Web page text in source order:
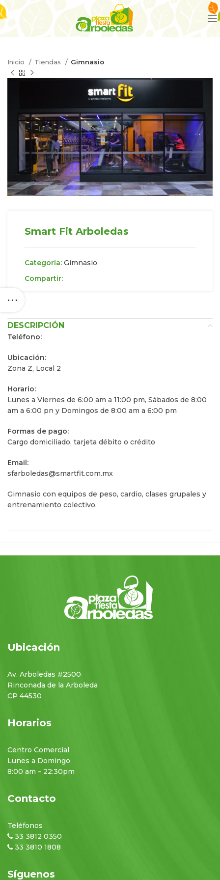
Inicio Tiendas Gimnasio
Smart Fit Arboledas
Categoría: Gimnasio
Compartir:
DESCRIPCIÓN
Teléfono:
Ubicación:
Zona Z, Local 2
Horario:
Lunes a Viernes de 6:00 am a 11:00 pm, Sábados de 8:00
am a 6:00 pn y Domingos de 8:00 am a 6:00 pm
Formas de pago:
Cargo domiciliado, tarjeta débito o crédito
Email:
sfarboledas@smartfit.com.mx
Gimnasio con equipos de peso, cardio, clases grupales y
entrenamiento colectivo.
Ubicación
Av. Arboledas #2500
Rinconada de la Arboleda
CP 44530
Horarios
Centro Comercial
Lunes a Domingo
8:00 am – 22:30pm
Contacto
Teléfonos
33 3812 0350
33 3810 1808
Síguenos